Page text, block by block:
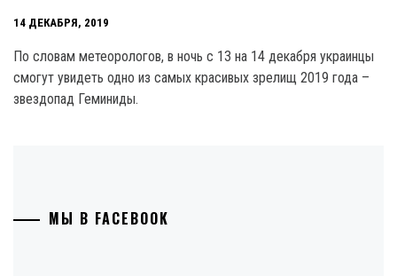
14 ДЕКАБРЯ, 2019
По словам метеорологов, в ночь с 13 на 14 декабря украинцы
смогут увидеть одно из самых красивых зрелищ 2019 года –
звездопад Геминиды.
МЫ В FACEBOOK